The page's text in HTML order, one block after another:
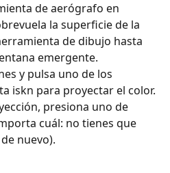
de aerógrafo en
la superficie de la
de dibujo hasta
emergente.
y pulsa uno de los
iskn para proyectar el color.
presiona uno de
cuál: no tienes que
nuevo).